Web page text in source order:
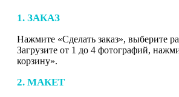
1. ЗАКАЗ
Нажмите «Сделать заказ», выберите
Загрузите от 1 до 4 фотографий,
корзину».
2. МАКЕТ